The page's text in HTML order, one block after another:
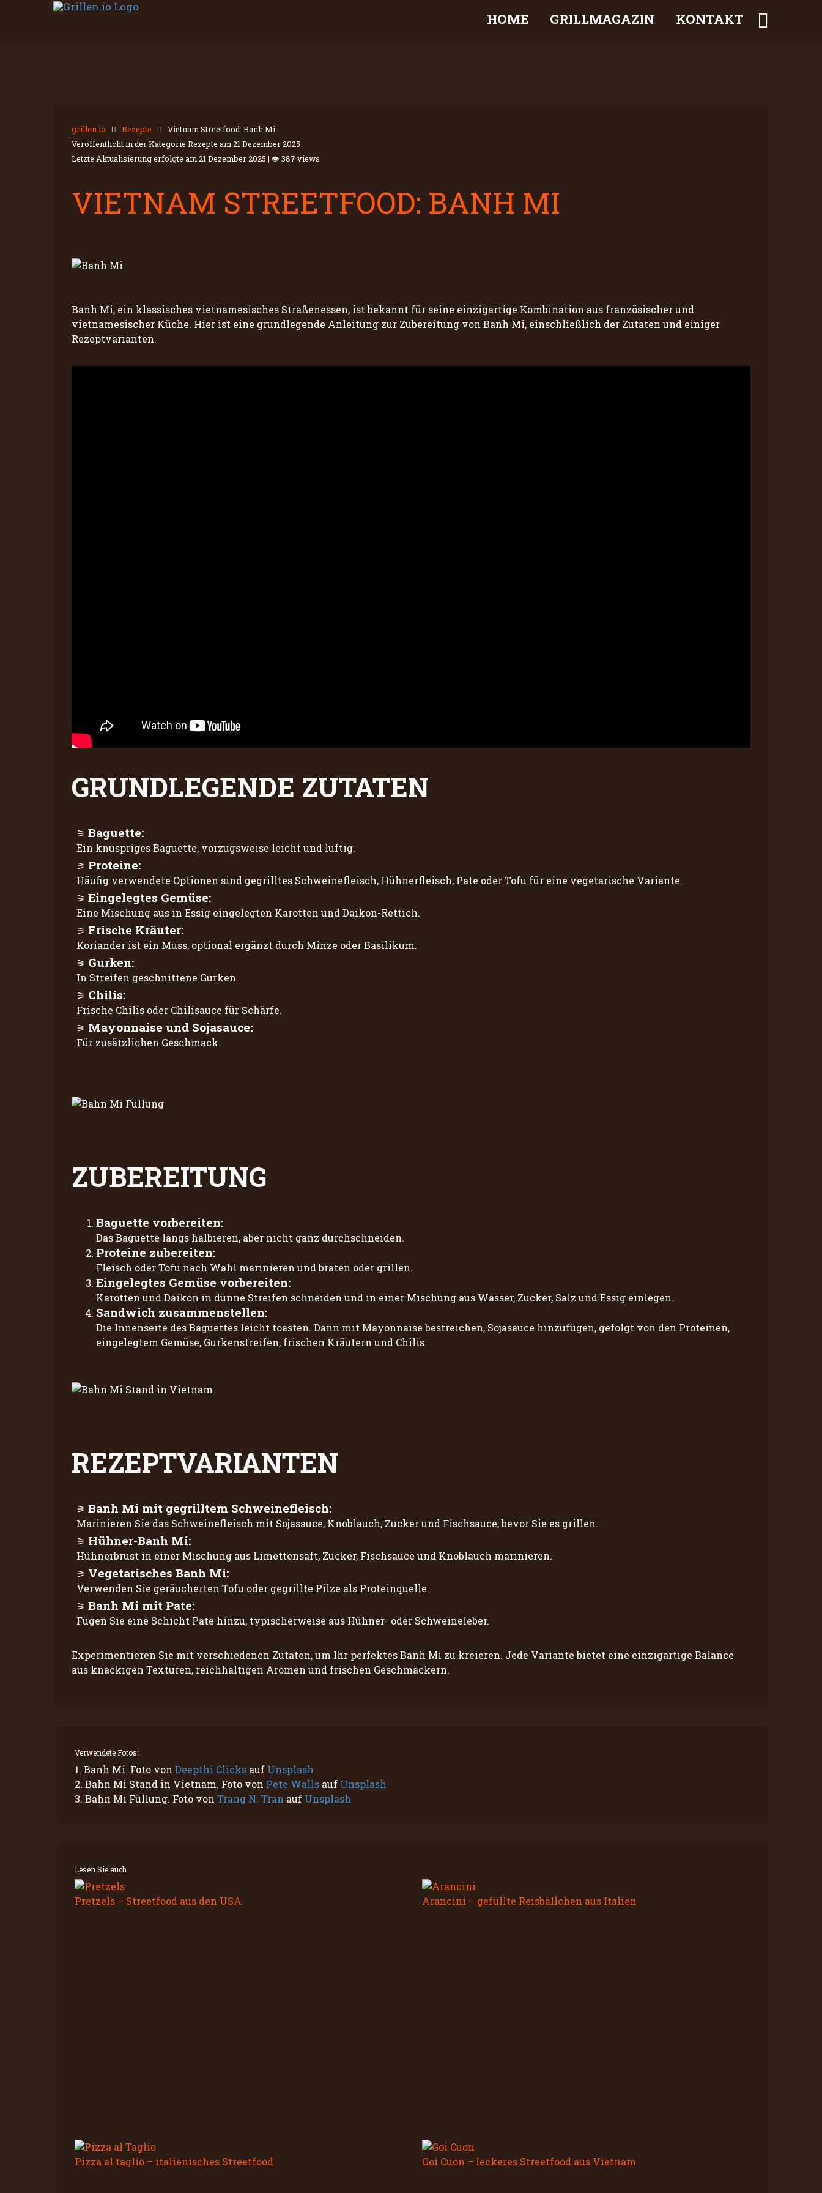
HOME GRILLMAGAZIN KONTAKT
grillen.io Rezepte
Vietnam Streetfood: Banh Mi
Veröffentlicht in der Kategorie Rezepte am 21 Dezember 2025
Letzte Aktualisierung erfolgte am 21 Dezember 2025 | 👁 387 views
VIETNAM STREETFOOD: BANH MI
Banh Mi, ein klassisches vietnamesisches Straßenessen, ist bekannt für seine einzigartige Kombination aus französischer und
vietnamesischer Küche. Hier ist eine grundlegende Anleitung zur Zubereitung von Banh Mi, einschließlich der Zutaten und einiger
Rezeptvarianten.
GRUNDLEGENDE ZUTATEN
Baguette:
Ein knuspriges Baguette, vorzugsweise leicht und luftig.
Proteine:
Häufig verwendete Optionen sind gegrilltes Schweinefleisch, Hühnerfleisch, Pate oder Tofu für eine vegetarische Variante.
Eingelegtes Gemüse:
Eine Mischung aus in Essig eingelegten Karotten und Daikon-Rettich.
Frische Kräuter:
Koriander ist ein Muss, optional ergänzt durch Minze oder Basilikum.
Gurken:
In Streifen geschnittene Gurken.
Chilis:
Frische Chilis oder Chilisauce für Schärfe.
Mayonnaise und Sojasauce:
Für zusätzlichen Geschmack.
ZUBEREITUNG
Baguette vorbereiten:
Das Baguette längs halbieren, aber nicht ganz durchschneiden.
Proteine zubereiten:
Fleisch oder Tofu nach Wahl marinieren und braten oder grillen.
Eingelegtes Gemüse vorbereiten:
Karotten und Daikon in dünne Streifen schneiden und in einer Mischung aus Wasser, Zucker, Salz und Essig einlegen.
Sandwich zusammenstellen:
Die Innenseite des Baguettes leicht toasten. Dann mit Mayonnaise bestreichen, Sojasauce hinzufügen, gefolgt von den Proteinen,
eingelegtem Gemüse, Gurkenstreifen, frischen Kräutern und Chilis.
REZEPTVARIANTEN
Banh Mi mit gegrilltem Schweinefleisch:
Marinieren Sie das Schweinefleisch mit Sojasauce, Knoblauch, Zucker und Fischsauce, bevor Sie es grillen.
Hühner-Banh Mi:
Hühnerbrust in einer Mischung aus Limettensaft, Zucker, Fischsauce und Knoblauch marinieren.
Vegetarisches Banh Mi:
Verwenden Sie geräucherten Tofu oder gegrillte Pilze als Proteinquelle.
Banh Mi mit Pate:
Fügen Sie eine Schicht Pate hinzu, typischerweise aus Hühner- oder Schweineleber.
Experimentieren Sie mit verschiedenen Zutaten, um Ihr perfektes Banh Mi zu kreieren. Jede Variante bietet eine einzigartige Balance
aus knackigen Texturen, reichhaltigen Aromen und frischen Geschmäckern.
Verwendete Fotos:
1. Banh Mi. Foto von Deepthi Clicks auf Unsplash
2. Bahn Mi Stand in Vietnam. Foto von Pete Walls auf Unsplash
3. Bahn Mi Füllung. Foto von Trang N. Tran auf Unsplash
Lesen Sie auch
Pretzels – Streetfood aus den USA Arancini – gefüllte Reisbällchen aus Italien
Pizza al taglio – italienisches Streetfood Goi Cuon – leckeres Streetfood aus Vietnam